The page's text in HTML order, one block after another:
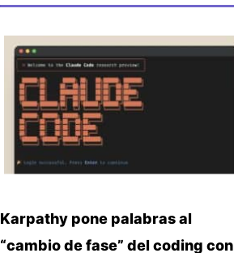
Karpathy pone palabras al
“cambio de fase” del coding con